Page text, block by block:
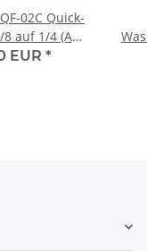
02C Quick-
auf 1/4 (AG)
L-Form
EUR *